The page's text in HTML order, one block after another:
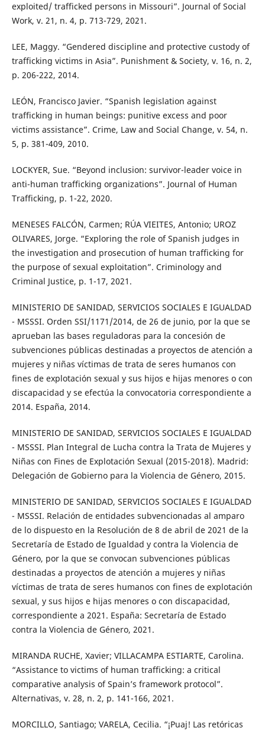
exploited/ trafficked persons in Missouri”. Journal of Social
Work, v. 21, n. 4, p. 713-729, 2021.
LEE, Maggy. “Gendered discipline and protective custody of
trafficking victims in Asia”. Punishment & Society, v. 16, n. 2,
p. 206-222, 2014.
LEÓN, Francisco Javier. “Spanish legislation against
trafficking in human beings: punitive excess and poor
victims assistance”. Crime, Law and Social Change, v. 54, n.
5, p. 381-409, 2010.
LOCKYER, Sue. “Beyond inclusion: survivor-leader voice in
anti-human trafficking organizations”. Journal of Human
Trafficking, p. 1-22, 2020.
MENESES FALCÓN, Carmen; RÚA VIEITES, Antonio; UROZ
OLIVARES, Jorge. “Exploring the role of Spanish judges in
the investigation and prosecution of human trafficking for
the purpose of sexual exploitation”. Criminology and
Criminal Justice, p. 1-17, 2021.
MINISTERIO DE SANIDAD, SERVICIOS SOCIALES E IGUALDAD
- MSSSI. Orden SSI/1171/2014, de 26 de junio, por la que se
aprueban las bases reguladoras para la concesión de
subvenciones públicas destinadas a proyectos de atención a
mujeres y niñas víctimas de trata de seres humanos con
fines de explotación sexual y sus hijos e hijas menores o con
discapacidad y se efectúa la convocatoria correspondiente a
2014. España, 2014.
MINISTERIO DE SANIDAD, SERVICIOS SOCIALES E IGUALDAD
- MSSSI. Plan Integral de Lucha contra la Trata de Mujeres y
Niñas con Fines de Explotación Sexual (2015-2018). Madrid:
Delegación de Gobierno para la Violencia de Género, 2015.
MINISTERIO DE SANIDAD, SERVICIOS SOCIALES E IGUALDAD
- MSSSI. Relación de entidades subvencionadas al amparo
de lo dispuesto en la Resolución de 8 de abril de 2021 de la
Secretaría de Estado de Igualdad y contra la Violencia de
Género, por la que se convocan subvenciones públicas
destinadas a proyectos de atención a mujeres y niñas
víctimas de trata de seres humanos con fines de explotación
sexual, y sus hijos e hijas menores o con discapacidad,
correspondiente a 2021. España: Secretaría de Estado
contra la Violencia de Género, 2021.
MIRANDA RUCHE, Xavier; VILLACAMPA ESTIARTE, Carolina.
“Assistance to victims of human trafficking: a critical
comparative analysis of Spain’s framework protocol”.
Alternativas, v. 28, n. 2, p. 141-166, 2021.
MORCILLO, Santiago; VARELA, Cecilia. “¡Puaj! Las retóricas